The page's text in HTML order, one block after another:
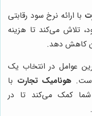
با ارائه نرخ سود رقابتی
تلاش می‌کند تا هزینه
کاهش دهد.
عوامل در انتخاب یک
هونامیک تجارت با
شما کمک می‌کند تا در